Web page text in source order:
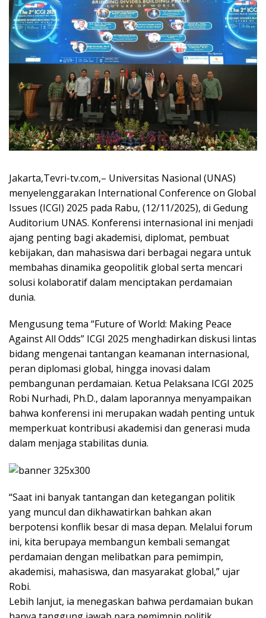
Jakarta,Tevri-tv.com,– Universitas Nasional (UNAS)
menyelenggarakan International Conference on Global
Issues (ICGI) 2025 pada Rabu, (12/11/2025), di Gedung
Auditorium UNAS. Konferensi internasional ini menjadi
ajang penting bagi akademisi, diplomat, pembuat
kebijakan, dan mahasiswa dari berbagai negara untuk
membahas dinamika geopolitik global serta mencari
solusi kolaboratif dalam menciptakan perdamaian
dunia.
Mengusung tema “Future of World: Making Peace
Against All Odds” ICGI 2025 menghadirkan diskusi lintas
bidang mengenai tantangan keamanan internasional,
peran diplomasi global, hingga inovasi dalam
pembangunan perdamaian. Ketua Pelaksana ICGI 2025
Robi Nurhadi, Ph.D., dalam laporannya menyampaikan
bahwa konferensi ini merupakan wadah penting untuk
memperkuat kontribusi akademisi dan generasi muda
dalam menjaga stabilitas dunia.
“Saat ini banyak tantangan dan ketegangan politik
yang muncul dan dikhawatirkan bahkan akan
berpotensi konflik besar di masa depan. Melalui forum
ini, kita berupaya membangun kembali semangat
perdamaian dengan melibatkan para pemimpin,
akademisi, mahasiswa, dan masyarakat global,” ujar
Robi.
Lebih lanjut, ia menegaskan bahwa perdamaian bukan